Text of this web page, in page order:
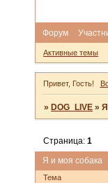
Форум
Активные темы
Привет, Гость!
»DOG_LIVE »
Я и моя собака
Страница:1
Тема